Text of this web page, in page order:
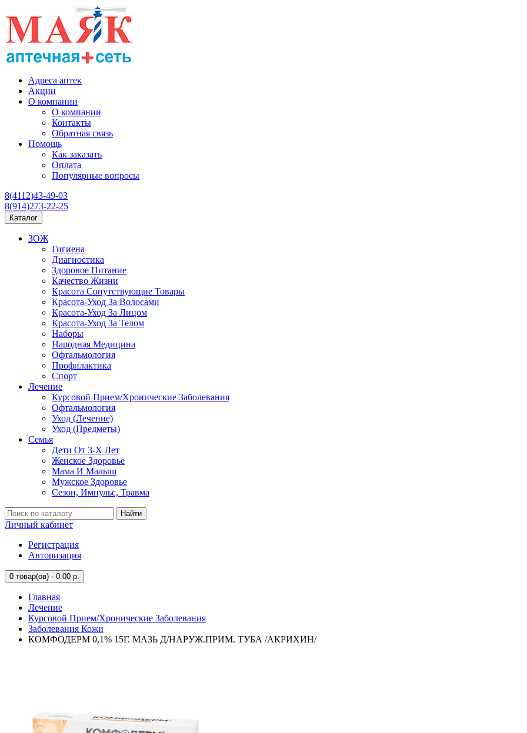
Адреса аптек
Акции
О компании
О компании
Контакты
Обратная связь
Помощь
Как заказать
Оплата
Популярные вопросы
8(4112)43-49-03
8(914)273-22-25
Каталог
ЗОЖ
Гигиена
Диагностика
Здоровое Питание
Качество Жизни
Красота Сопутствующие Товары
Красота-Уход За Волосами
Красота-Уход За Лицом
Красота-Уход За Телом
Наборы
Народная Медицина
Офтальмология
Профилактика
Спорт
Лечение
Курсовой Прием/Хронические Заболевания
Офтальмология
Уход (Лечение)
Уход (Предметы)
Семья
Дети От 3-Х Лет
Женское Здоровье
Мама И Малыш
Мужское Здоровье
Сезон, Импульс, Травма
Найти
Личный кабинет
Регистрация
Авторизация
0 товар(ов) - 0.00 р.
Главная
Лечение
Курсовой Прием/Хронические Заболевания
Заболевания Кожи
КОМФОДЕРМ 0,1% 15Г. МАЗЬ Д/НАРУЖ.ПРИМ. ТУБА /АКРИХИН/